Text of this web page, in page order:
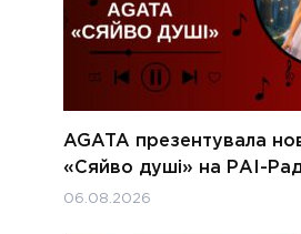
AGATA презентувала
«Сяйво душі» на РАІ-
06.08.2026